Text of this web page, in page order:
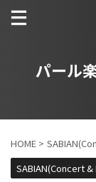
パール
HOME >
SABIAN(Concert